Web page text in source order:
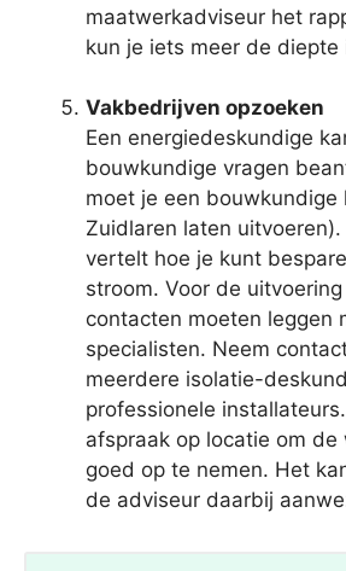
maatwerkadviseur het
kun je iets meer de diepte
Vakbedrijven opzoeken
Een energiedeskundige
bouwkundige vragen
moet je een bouwkundige
Zuidlaren laten
vertelt hoe je kunt
stroom. Voor de
contacten moeten leggen
specialisten. Neem
meerdere isolatie-
professionele
afspraak op locatie om de
goed op te nemen. Het
de adviseur daarbij